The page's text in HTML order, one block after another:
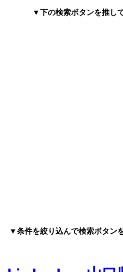
▼下の検索ボタンを推し
▼条件を絞り込んで検索ボタン